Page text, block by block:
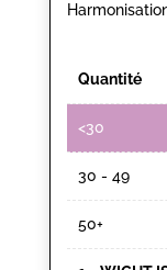
Quantité
<30
30 - 49
50+